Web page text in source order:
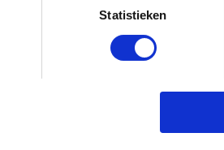
Statistieken